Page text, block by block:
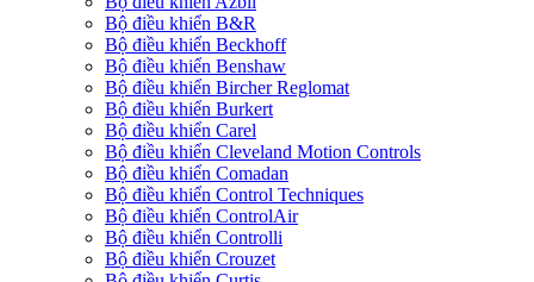
Bộ điều khiển B&R
Bộ điều khiển Beckhoff
Bộ điều khiển Benshaw
Bộ điều khiển Bircher Reglomat
Bộ điều khiển Burkert
Bộ điều khiển Carel
Bộ điều khiển Cleveland Motion Controls
Bộ điều khiển Comadan
Bộ điều khiển Control Techniques
Bộ điều khiển ControlAir
Bộ điều khiển Controlli
Bộ điều khiển Crouzet